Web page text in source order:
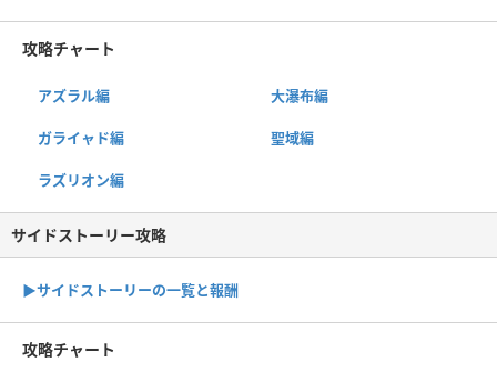
攻略チャート
アズラル編 大瀑布編
ガライャド編 聖域編
ラズリオン編
サイドストーリー攻略
▶サイドストーリーの一覧と報酬
攻略チャート